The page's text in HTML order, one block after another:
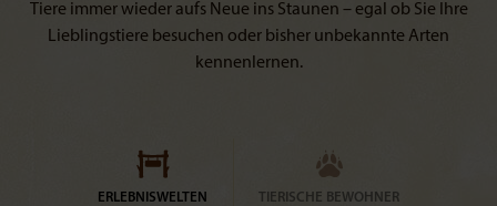
Tiere immer wieder aufs Neue ins Staunen – egal ob Sie Ihre
Lieblingstiere besuchen oder bisher unbekannte Arten
kennenlernen.
ERLEBNISWELTEN TIERISCHE BEWOHNER